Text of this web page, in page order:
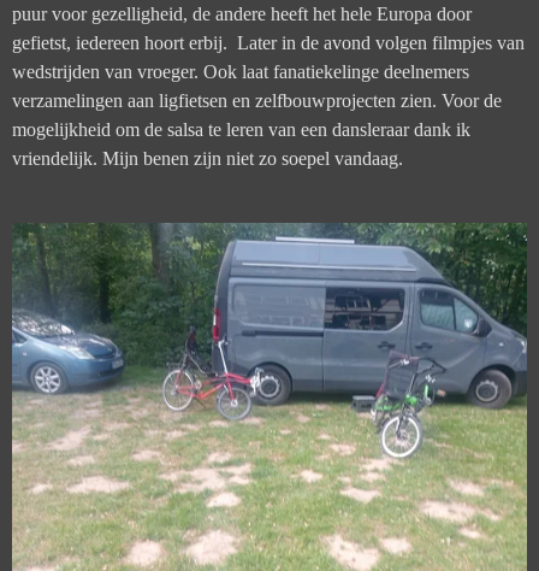
puur voor gezelligheid, de andere heeft het hele Europa door
gefietst, iedereen hoort erbij. Later in de avond volgen filmpjes van
wedstrijden van vroeger. Ook laat fanatiekelinge deelnemers
verzamelingen aan ligfietsen en zelfbouwprojecten zien. Voor de
mogelijkheid om de salsa te leren van een dansleraar dank ik
vriendelijk. Mijn benen zijn niet zo soepel vandaag.